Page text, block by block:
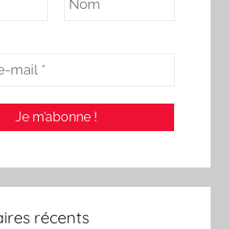
récents